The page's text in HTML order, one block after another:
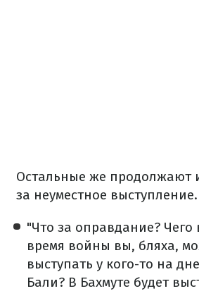
Остальные же продолжают
за неуместное выступление.
"Что за оправдание?
время войны вы, бляха,
выступать у кого-то на
Бали? В Бахмуте будет